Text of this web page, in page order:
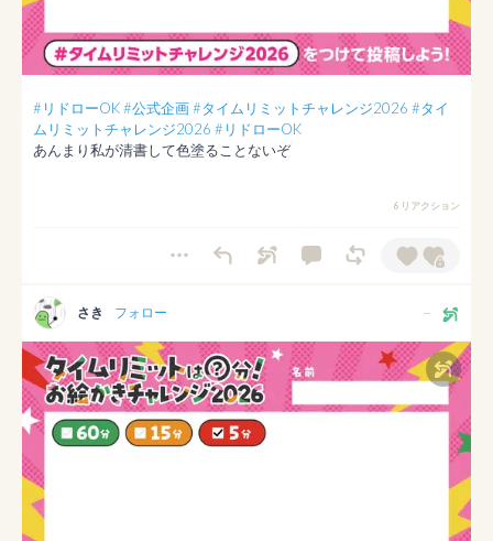
#リドローOK#公式企画#タイムリミットチャレンジ2026 #タイ
ムリミットチャレンジ2026 #リドローOK
あんまり私が清書して色塗ることないぞ
6 リアクション
さき フォロー --